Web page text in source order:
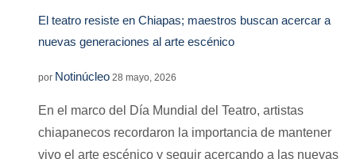
El teatro resiste en Chiapas; maestros buscan acercar a
nuevas generaciones al arte escénico
por Notinúcleo 28 mayo, 2026
En el marco del Día Mundial del Teatro, artistas
chiapanecos recordaron la importancia de mantener
vivo el arte escénico y seguir acercando a las nuevas